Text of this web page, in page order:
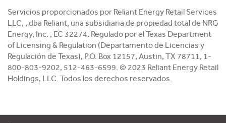
Servicios proporcionados por Reliant Energy Retail Services
LLC, , dba Reliant, una subsidiaria de propiedad total de NRG
Energy, Inc. , EC 32274. Regulado por el Texas Department
of Licensing & Regulation (Departamento de Licencias y
Regulación de Texas), P.O. Box 12157, Austin, TX 78711, 1-
800-803-9202, 512-463-6599. © 2023 Reliant Energy Retail
Holdings, LLC. Todos los derechos reservados.